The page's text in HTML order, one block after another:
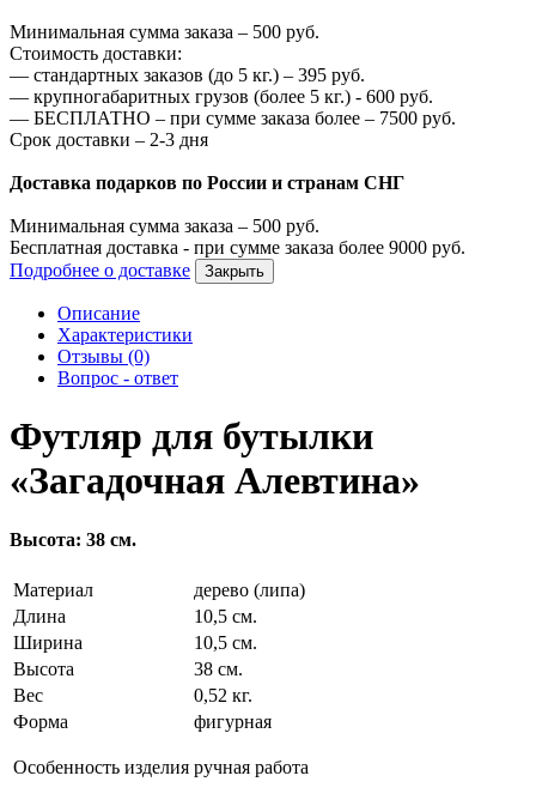
Минимальная сумма заказа – 500 руб.
Стоимость доставки:
— стандартных заказов (до 5 кг.) – 395 руб.
— крупногабаритных грузов (более 5 кг.) - 600 руб.
— БЕСПЛАТНО – при сумме заказа более – 7500 руб.
Срок доставки – 2-3 дня
Доставка подарков по России и странам СНГ
Минимальная сумма заказа – 500 руб.
Бесплатная доставка - при сумме заказа более 9000 руб.
Подробнее о доставке
Закрыть
Описание
Характеристики
Отзывы (0)
Вопрос - ответ
Футляр для бутылки
«Загадочная Алевтина»
Высота: 38 см.
Материал
дерево (липа)
Длина
10,5 см.
Ширина
10,5 см.
Высота
38 см.
Вес
0,52 кг.
Форма
фигурная
Особенность изделия ручная работа